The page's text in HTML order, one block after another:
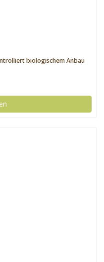
biologischem Anbau